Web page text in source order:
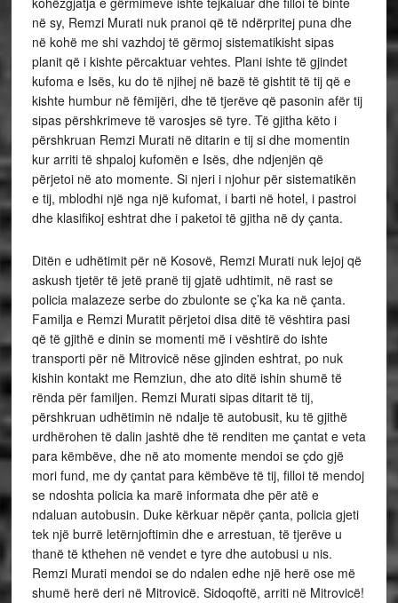
në sy, Remzi Murati nuk pranoi që të ndërpritej puna dhe
në kohë me shi vazhdoj të gërmoj sistematikisht sipas
planit që i kishte përcaktuar vehtes. Plani ishte të gjindet
kufoma e Isës, ku do të njihej në bazë të gishtit të tij që e
kishte humbur në fëmijëri, dhe të tjerëve që pasonin afër tij
sipas përshkrimeve të varosjes së tyre. Të gjitha këto i
përshkruan Remzi Murati në ditarin e tij si dhe momentin
kur arriti të shpaloj kufomën e Isës, dhe ndjenjën që
përjetoi në ato momente. Si njeri i njohur për sistematikën
e tij, mblodhi një nga një kufomat, i barti në hotel, i pastroi
dhe klasifikoj eshtrat dhe i paketoi të gjitha në dy çanta.
Ditën e udhëtimit për në Kosovë, Remzi Murati nuk lejoj që
askush tjetër të jetë pranë tij gjatë udhtimit, në rast se
policia malazeze serbe do zbulonte se ç’ka ka në çanta.
Familja e Remzi Muratit përjetoi disa ditë të vështira pasi
që të gjithë e dinin se momenti më i vështirë do ishte
transporti për në Mitrovicë nëse gjinden eshtrat, po nuk
kishin kontakt me Remziun, dhe ato ditë ishin shumë të
rënda për familjen. Remzi Murati sipas ditarit të tij,
përshkruan udhëtimin në ndalje të autobusit, ku të gjithë
urdhërohen të dalin jashtë dhe të renditen me çantat e veta
para këmbëve, dhe në ato momente mendoi se çdo gjë
mori fund, me dy çantat para këmbëve të tij, filloi të mendoj
se ndoshta policia ka marë informata dhe për atë e
ndaluan autobusin. Duke kërkuar nëpër çanta, policia gjeti
tek një burrë letërnjoftimin dhe e arrestuan, të tjerëve u
thanë të kthehen në vendet e tyre dhe autobusi u nis.
Remzi Murati mendoi se do ndalen edhe një herë ose më
shumë herë deri në Mitrovicë. Sidoqoftë, arriti në Mitrovicë!